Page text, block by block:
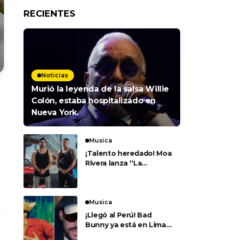
RECIENTES
Noticias
Murió la leyenda de la salsa Willie
Colón, estaba hospitalizado en
Nueva York.
Musica
¡Talento heredado! Moa
Rivera lanza “La
Musica
¡Llegó al Perú! Bad
Bunny ya está en Lima